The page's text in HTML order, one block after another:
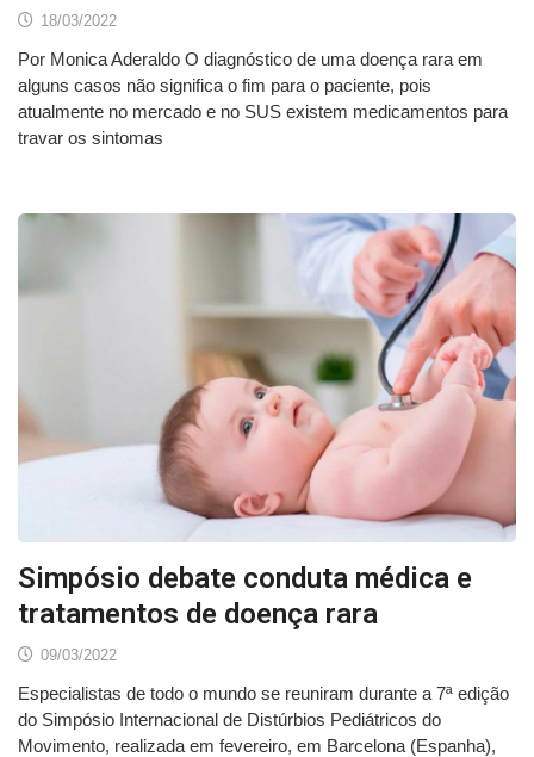
18/03/2022
Por Monica Aderaldo O diagnóstico de uma doença rara em
alguns casos não significa o fim para o paciente, pois
atualmente no mercado e no SUS existem medicamentos para
travar os sintomas
Simpósio debate conduta médica e
tratamentos de doença rara
09/03/2022
Especialistas de todo o mundo se reuniram durante a 7ª edição
do Simpósio Internacional de Distúrbios Pediátricos do
Movimento, realizada em fevereiro, em Barcelona (Espanha),